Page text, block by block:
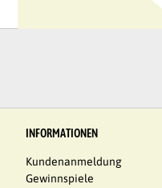
INFORMATIONEN
Kundenanmeldung
Gewinnspiele